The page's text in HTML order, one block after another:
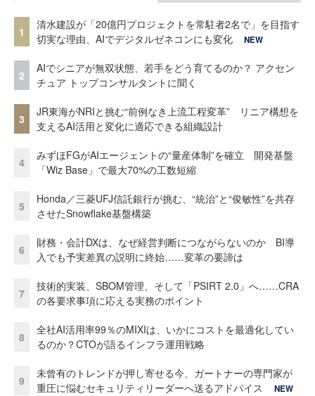
1
清水建設が「20億円プロジェクトを常駐者2名で」を目指す
切実な理由、AIでデジタルゼネコンにも変化
NEW
2
AIでシニアが無双状態、若手をどう育てるのか？ アクセン
チュア トップコンサルタントに聞く
3
JR東海がNRIと挑む“前例なき上流工程変革” リニア構想を
支えるAI活用と変化に適応できる組織設計
4
みずほFGがAIエージェントの“量産体制”を確立 開発基盤
「Wiz Base」で最大70%の工数短縮
5
Honda／三菱UFJ信託銀行が挑む、“統治”と“俊敏性”を共存
させたSnowflake基盤構築
6
財務・会計DXは、なぜ経営判断につながらないのか BI導
入でも予実差異の説明に終始……変革の要諦は
7
技術的実装、SBOM管理、そして「PSIRT 2.0」へ……CRA
の各要求事項に応える実務のポイント
8
全社AI活用率99％のMIXIは、いかにコストを最適化してい
るのか？CTOが語るインフラ運用戦略
9
未曾有のトレンドが押し寄せる今、ガートナーの専門家が
重圧に悩むセキュリティリーダーへ送るアドバイス
NEW